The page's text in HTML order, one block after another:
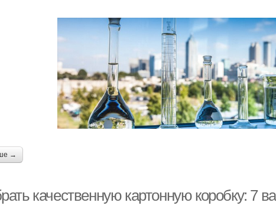
→
качественную картонную коробку: 7